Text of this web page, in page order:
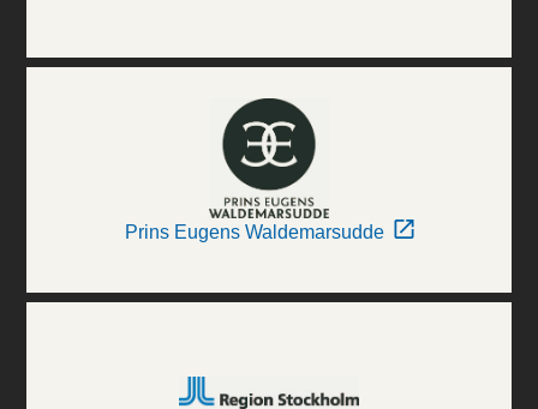
Prins Eugens Waldemarsudde